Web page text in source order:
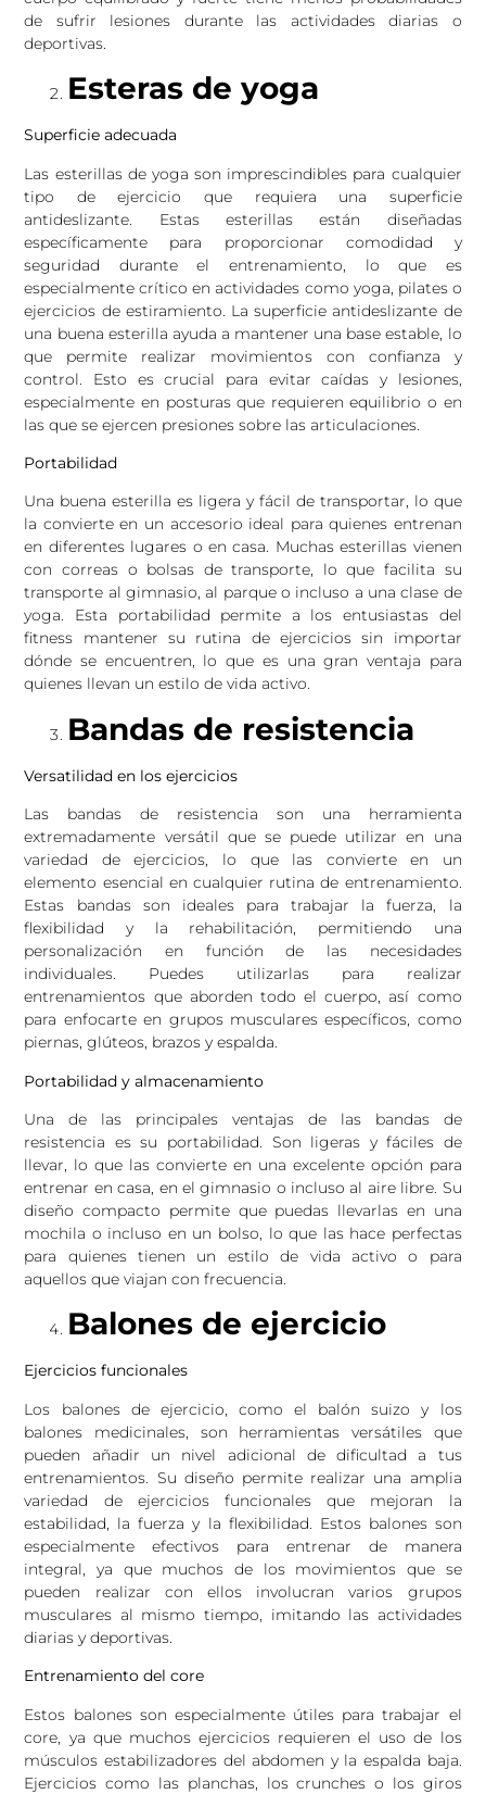
de sufrir lesiones durante las actividades diarias o
deportivas.
Esteras de yoga
Superficie adecuada
Las esterillas de yoga son imprescindibles para cualquier
tipo de ejercicio que requiera una superficie
antideslizante. Estas esterillas están diseñadas
específicamente para proporcionar comodidad y
seguridad durante el entrenamiento, lo que es
especialmente crítico en actividades como yoga, pilates o
ejercicios de estiramiento. La superficie antideslizante de
una buena esterilla ayuda a mantener una base estable, lo
que permite realizar movimientos con confianza y
control. Esto es crucial para evitar caídas y lesiones,
especialmente en posturas que requieren equilibrio o en
las que se ejercen presiones sobre las articulaciones.
Portabilidad
Una buena esterilla es ligera y fácil de transportar, lo que
la convierte en un accesorio ideal para quienes entrenan
en diferentes lugares o en casa. Muchas esterillas vienen
con correas o bolsas de transporte, lo que facilita su
transporte al gimnasio, al parque o incluso a una clase de
yoga. Esta portabilidad permite a los entusiastas del
fitness mantener su rutina de ejercicios sin importar
dónde se encuentren, lo que es una gran ventaja para
quienes llevan un estilo de vida activo.
Bandas de resistencia
Versatilidad en los ejercicios
Las bandas de resistencia son una herramienta
extremadamente versátil que se puede utilizar en una
variedad de ejercicios, lo que las convierte en un
elemento esencial en cualquier rutina de entrenamiento.
Estas bandas son ideales para trabajar la fuerza, la
flexibilidad y la rehabilitación, permitiendo una
personalización en función de las necesidades
individuales. Puedes utilizarlas para realizar
entrenamientos que aborden todo el cuerpo, así como
para enfocarte en grupos musculares específicos, como
piernas, glúteos, brazos y espalda.
Portabilidad y almacenamiento
Una de las principales ventajas de las bandas de
resistencia es su portabilidad. Son ligeras y fáciles de
llevar, lo que las convierte en una excelente opción para
entrenar en casa, en el gimnasio o incluso al aire libre. Su
diseño compacto permite que puedas llevarlas en una
mochila o incluso en un bolso, lo que las hace perfectas
para quienes tienen un estilo de vida activo o para
aquellos que viajan con frecuencia.
Balones de ejercicio
Ejercicios funcionales
Los balones de ejercicio, como el balón suizo y los
balones medicinales, son herramientas versátiles que
pueden añadir un nivel adicional de dificultad a tus
entrenamientos. Su diseño permite realizar una amplia
variedad de ejercicios funcionales que mejoran la
estabilidad, la fuerza y la flexibilidad. Estos balones son
especialmente efectivos para entrenar de manera
integral, ya que muchos de los movimientos que se
pueden realizar con ellos involucran varios grupos
musculares al mismo tiempo, imitando las actividades
diarias y deportivas.
Entrenamiento del core
Estos balones son especialmente útiles para trabajar el
core, ya que muchos ejercicios requieren el uso de los
músculos estabilizadores del abdomen y la espalda baja.
Ejercicios como las planchas, los crunches o los giros